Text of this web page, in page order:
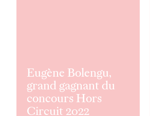
Eugène Bolengu,
grand gagnant du
concours Hors
Circuit 2022